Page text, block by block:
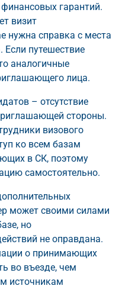
гарантий.
визит
нужна справка с места
Если путешествие
аналогичные
лица.
– отсутствие
стороны.
визового
ко всем базам
в СК, поэтому
самостоятельно.
может своими силами
но
не оправдана.
о принимающих
во въезде, чем
источникам